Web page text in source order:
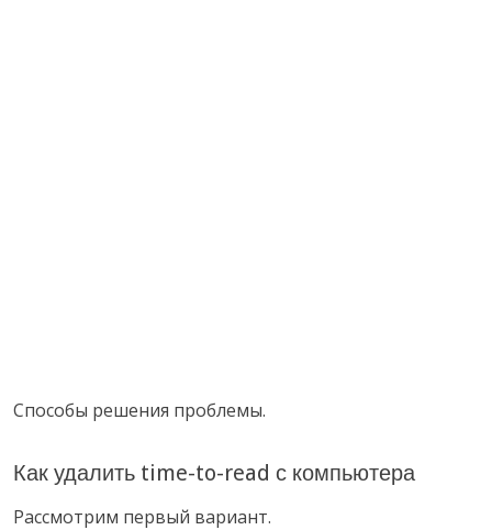
Способы решения проблемы.
Как удалить time-to-read с компьютера
Рассмотрим первый вариант.